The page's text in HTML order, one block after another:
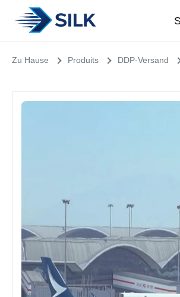
Zu Hause Produits DDP-Versand